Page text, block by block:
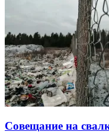
Совещание на